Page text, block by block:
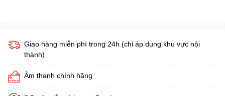
Giao hàng miễn phí trong 24h (chỉ áp dụng khu vực nội
thành)
Âm thanh chính hãng